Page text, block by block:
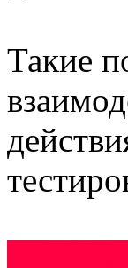
Такие